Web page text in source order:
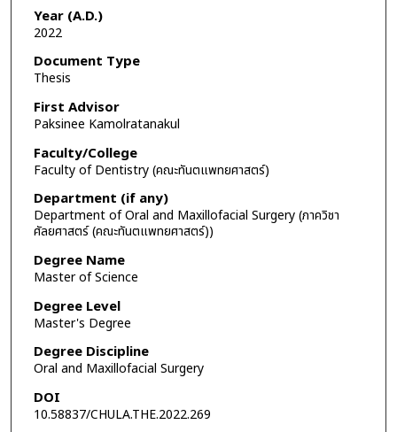
Year (A.D.)
2022
Document Type
Thesis
First Advisor
Paksinee Kamolratanakul
Faculty/College
Faculty of Dentistry (คณะทันตแพทยศาสตร์)
Department (if any)
Department of Oral and Maxillofacial Surgery (ภาควิชา
ศัลยศาสตร์ (คณะทันตแพทยศาสตร์))
Degree Name
Master of Science
Degree Level
Master's Degree
Degree Discipline
Oral and Maxillofacial Surgery
DOI
10.58837/CHULA.THE.2022.269